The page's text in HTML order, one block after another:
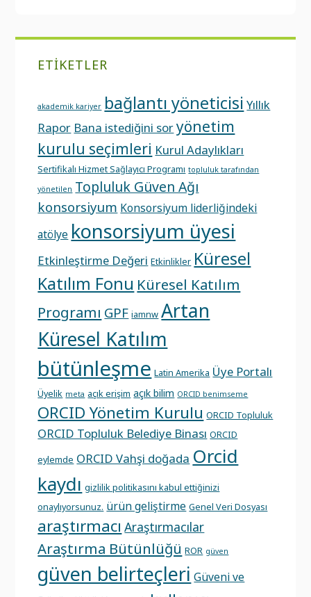
ETIKETLER
akademik kariyer bağlantı yöneticisi Yıllık
Rapor Bana istediğini soryönetim
kurulu seçimleri Kurul Adaylıkları
Sertifikalı Hizmet Sağlayıcı Programı topluluk tarafından
yönetilen Topluluk Güven Ağı
konsorsiyum Konsorsiyum liderliğindeki
atölye konsorsiyum üyesi
Etkinleştirme Değeri Etkinlikler Küresel
Katılım Fonu Küresel Katılım
Programı GPF iamnw Artan
Küresel Katılım
bütünleşme Latin Amerika Üye Portalı
Üyelik meta açık erişim açık bilim ORCID benimseme
ORCID Yönetim Kurulu ORCID Topluluk
ORCID Topluluk Belediye Binası ORCID
eylemde ORCID Vahşi doğada Orcid
kaydı gizlilik politikasını kabul ettiğinizi
onaylıyorsunuz. ürün geliştirme Genel Veri Dosyası
araştırmacı Araştırmacılar
Araştırma Bütünlüğü ROR güven
güven belirteçleri Güveni ve